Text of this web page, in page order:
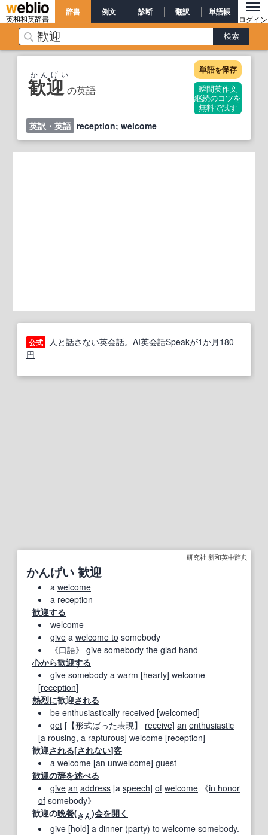
英和和英辞書
辞書 例文 診断 翻訳 単語帳
ログイン
歓迎 の英語
かんげい 単語を保存
瞬間英作文
継続のコツを
無料で試す
英訳・英語 reception; welcome
公式
人と話さない英会話。AI英会話Speakが1か月180
円
研究社 新和英中辞典
かんげい 歓迎
a welcome
a reception
歓迎する
welcome
give a welcome to somebody
《口語》 give somebody the glad hand
心から歓迎する
give somebody a warm [hearty] welcome
[reception]
熱烈に歓迎される
be enthusiastically received [welcomed]
get [ 【形式ばった表現】 receive] an enthusiastic
[a rousing, a rapturous] welcome [reception]
歓迎される[されない]客
a welcome [an unwelcome] guest
歓迎の辞を述べる
give an address [a speech] of welcome 《in honor
of somebody》
歓迎の晩餐(さん)会を開く
give [hold] a dinner (party) to welcome somebody.